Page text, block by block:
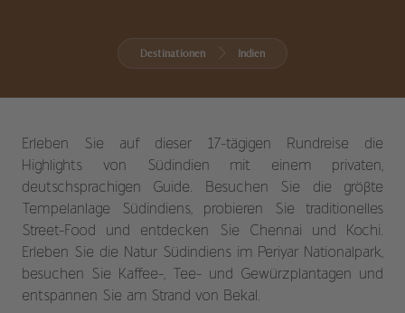
Destinationen Indien
Erleben Sie auf dieser 17-tägigen Rundreise die
Highlights von Südindien mit einem privaten,
deutschsprachigen Guide. Besuchen Sie die größte
Tempelanlage Südindiens, probieren Sie traditionelles
Street-Food und entdecken Sie Chennai und Kochi.
Erleben Sie die Natur Südindiens im Periyar Nationalpark,
besuchen Sie Kaffee-, Tee- und Gewürzplantagen und
entspannen Sie am Strand von Bekal.